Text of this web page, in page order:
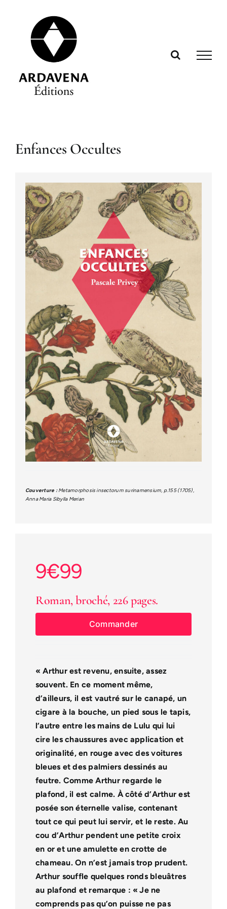
Enfances Occultes
Couverture :Metamorphosis insectorum surinamensium, p.155 (1705),
Anna Maria Sibylla Merian
9€99
Roman, broché, 226 pages.
Commander
«Arthur est revenu, ensuite, assez
souvent. En ce moment même,
d’ailleurs, il est vautré sur le canapé, un
cigare à la bouche, un pied sous le tapis,
l’autre entre les mains de Lulu qui lui
cire les chaussures avec application et
originalité, en rouge avec des voitures
bleues et des palmiers dessinés au
feutre. Comme Arthur regarde le
plafond, il est calme. À côté d’Arthur est
posée son éternelle valise, contenant
tout ce qui peut lui servir, et le reste. Au
cou d’Arthur pendent une petite croix
en or et une amulette en crotte de
chameau. On n’est jamais trop prudent.
Arthur souffle quelques ronds bleuâtres
au plafond et remarque : « Je ne
comprends pas qu’on puisse ne pas